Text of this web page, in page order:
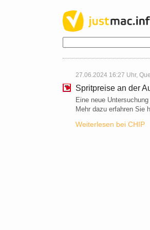
27.06.2024 16:27 Uhr,
Spritpreise an der
Eine neue
Mehr dazu erfahren Sie
Weiterlesen bei CHIP